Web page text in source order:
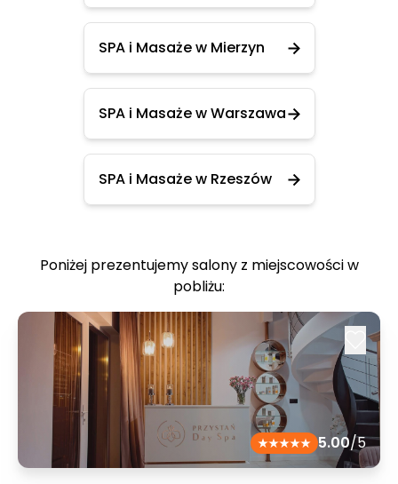
SPA i Masaże w Mierzyn
SPA i Masaże w Warszawa
SPA i Masaże w Rzeszów
Poniżej prezentujemy salony z miejscowości w
pobliżu:
5.00/5